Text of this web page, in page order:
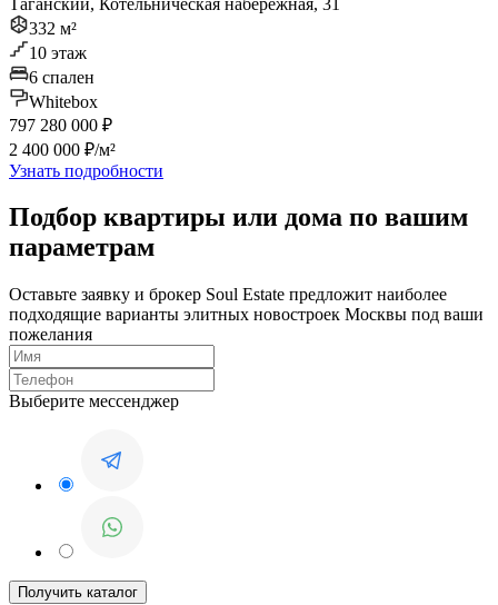
332 м²
10 этаж
6 спален
Whitebox
797 280 000 ₽
2 400 000 ₽/м²
Узнать подробности
Подбор квартиры или дома по вашим
параметрам
Оставьте заявку и брокер Soul Estate предложит наиболее
подходящие варианты элитных новостроек Москвы под ваши
пожелания
Выберите мессенджер